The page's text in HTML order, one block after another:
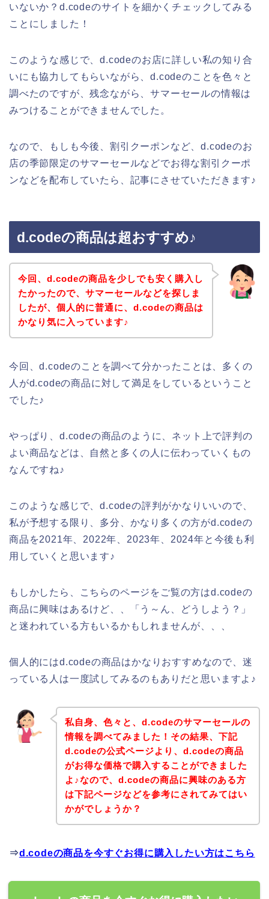
いないか？d.codeのサイトを細かくチェックしてみる
ことにしました！
このような感じで、d.codeのお店に詳しい私の知り合
いにも協力してもらいながら、d.codeのことを色々と
調べたのですが、残念ながら、サマーセールの情報は
みつけることができませんでした。
なので、もしも今後、割引クーポンなど、d.codeのお
店の季節限定のサマーセールなどでお得な割引クーポ
ンなどを配布していたら、記事にさせていただきます♪
d.codeの商品は超おすすめ♪
今回、d.codeの商品を少しでも安く購入し
たかったので、サマーセールなどを探しま
したが、個人的に普通に、d.codeの商品は
かなり気に入っています♪
今回、d.codeのことを調べて分かったことは、多くの
人がd.codeの商品に対して満足をしているということ
でした♪
やっぱり、d.codeの商品のように、ネット上で評判の
よい商品などは、自然と多くの人に伝わっていくもの
なんですね♪
このような感じで、d.codeの評判がかなりいいので、
私が予想する限り、多分、かなり多くの方がd.codeの
商品を2021年、2022年、2023年、2024年と今後も利
用していくと思います♪
もしかしたら、こちらのページをご覧の方はd.codeの
商品に興味はあるけど、、「う～ん、どうしよう？」
と迷われている方もいるかもしれませんが、、、
個人的にはd.codeの商品はかなりおすすめなので、迷
っている人は一度試してみるのもありだと思いますよ♪
私自身、色々と、d.codeのサマーセールの
情報を調べてみました！その結果、下記
d.codeの公式ページより、d.codeの商品
がお得な価格で購入することができました
よ♪なので、d.codeの商品に興味のある方
は下記ページなどを参考にされてみてはい
かがでしょうか？
⇒d.codeの商品を今すぐお得に購入したい方はこちら